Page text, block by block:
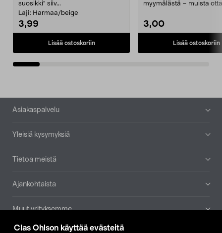
Clas Ohlson käyttää evästeitä
suosikki" siiv...
Laji: Harmaa/beige
3,99
Lisää ostoskoriin
myymälästä – muista
3,00
Lisää ostoskoriin
Alatunniste
Asiakaspalvelu
Yleisiä kysymyksiä
Tietoa meistä
Ajankohtaista
Muut yrityksemme